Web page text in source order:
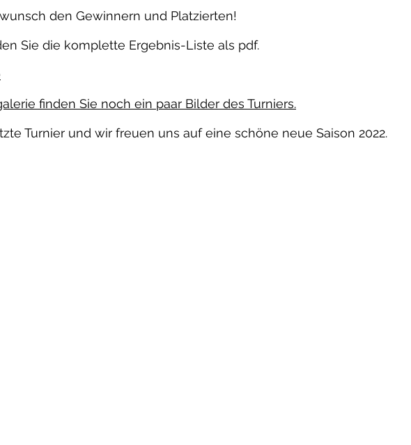
den Gewinnern und Platzierten!
Sie die komplette Ergebnis-Liste als pdf.
finden Sie noch ein paar Bilder des Turniers.
Turnier und wir freuen uns auf eine schöne neue Saison 2022.